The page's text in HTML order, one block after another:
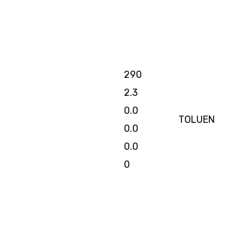
290
2.3
0.0
0.0
0.0
0
TOLUEN